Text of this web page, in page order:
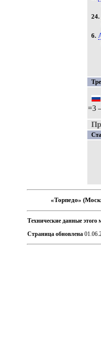
24.
6.
=3
«Торпедо»
Технические данные этого
Страница обновлена